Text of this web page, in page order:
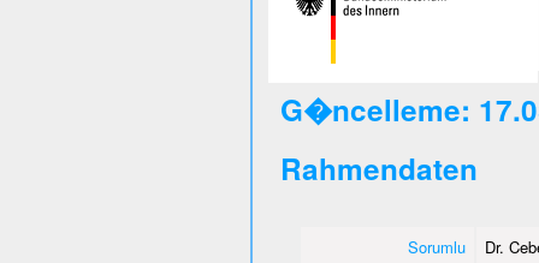
G�ncelleme:
Rahmendaten
Sorumlu
Dr.